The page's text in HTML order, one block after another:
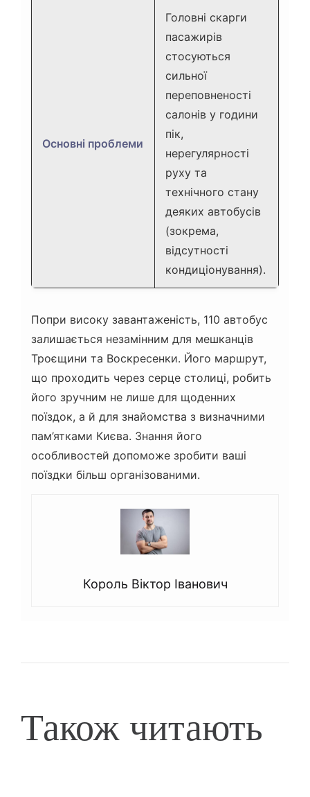
Основні проблеми
Головні скарги
пасажирів
стосуються
сильної
переповненості
салонів у години
пік,
нерегулярності
руху та
технічного стану
деяких автобусів
(зокрема,
відсутності
кондиціонування).
Попри високу завантаженість, 110 автобус
залишається незамінним для мешканців
Троєщини та Воскресенки. Його маршрут,
що проходить через серце столиці, робить
його зручним не лише для щоденних
поїздок, а й для знайомства з визначними
пам’ятками Києва. Знання його
особливостей допоможе зробити ваші
поїздки більш організованими.
Король Віктор Іванович
Також читають